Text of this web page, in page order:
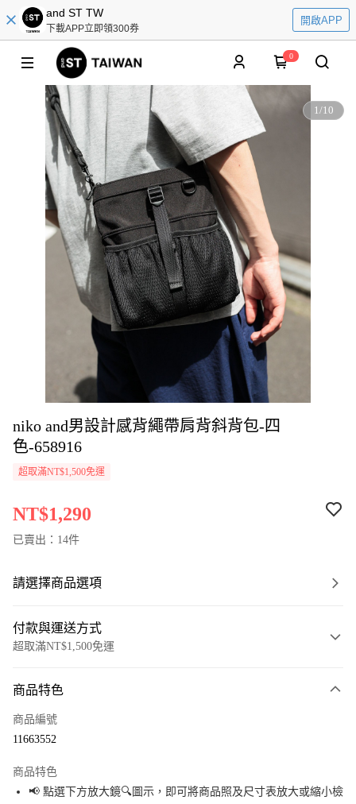
and ST TW
下載APP立即領300券
開啟APP
0
1/10
niko and男設計感背繩帶肩背斜背包-四
色-658916
超取滿NT$1,500免運
NT$1,290
已賣出：14件
請選擇商品選項
付款與運送方式
超取滿NT$1,500免運
信用卡一次付款
Apple Pay
商品特色
商品編號
11663552
商品特色
📢 點選下方放大鏡🔍圖示，即可將商品照及尺寸表放大或縮小檢